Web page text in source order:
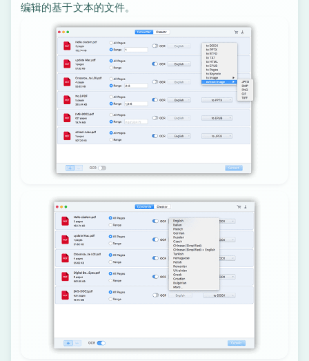
编辑的基于文本的文件。